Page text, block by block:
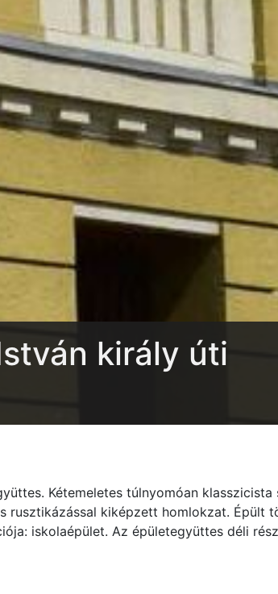
király úti
Kétemeletes túlnyomóan klasszicista
kiképzett homlokzat. Épült
iskolaépület. Az épületegyüttes déli